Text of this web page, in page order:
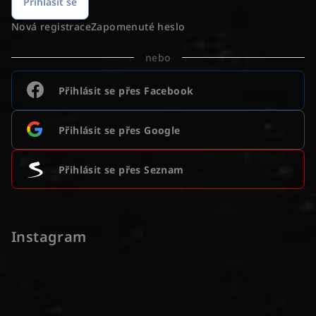
Nová registraceZapomenuté heslo
nebo
Přihlásit se přes Facebook
Přihlásit se přes Google
Přihlásit se přes Seznam
Instagram